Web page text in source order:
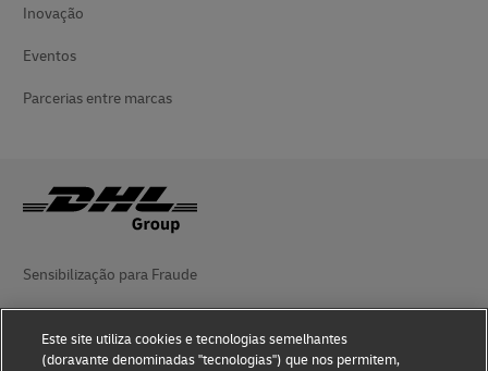
Inovação
Eventos
Parcerias entre marcas
Sensibilização para Fraude
Termos de utilização
Este site utiliza cookies e tecnologias semelhantes
(doravante denominadas "tecnologias") que nos permitem,